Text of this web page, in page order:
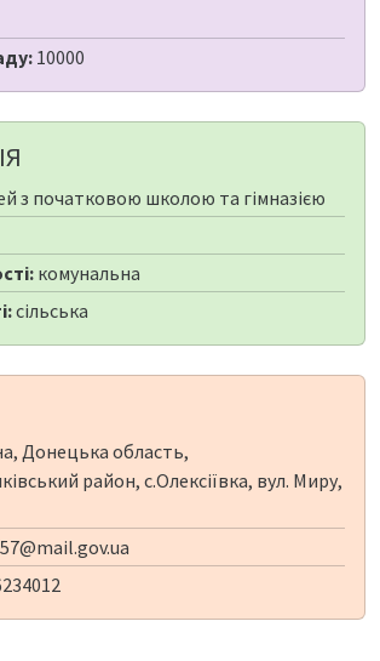
10000
з початковою школою та гімназією
комунальна
сільська
Донецька область,
район, с.Олексіївка, вул. Миру,